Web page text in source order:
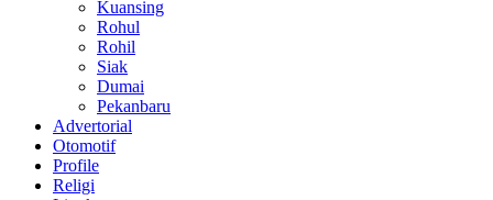
Kuansing
Rohul
Rohil
Siak
Dumai
Pekanbaru
Advertorial
Otomotif
Profile
Religi